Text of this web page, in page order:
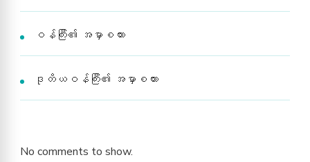
ဝန်ကြီး​၏ အမှာစကား
ဒုတိယဝန်ကြီး၏ အမှာစကား
No comments to show.